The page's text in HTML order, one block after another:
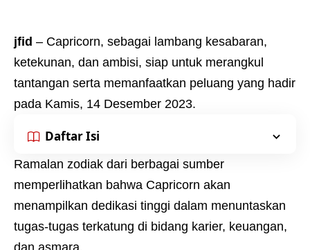
jfid – Capricorn, sebagai lambang kesabaran,
ketekunan, dan ambisi, siap untuk merangkul
tantangan serta memanfaatkan peluang yang hadir
pada Kamis, 14 Desember 2023.
Daftar Isi
Ramalan zodiak dari berbagai sumber
memperlihatkan bahwa Capricorn akan
menampilkan dedikasi tinggi dalam menuntaskan
tugas-tugas terkatung di bidang karier, keuangan,
dan asmara.